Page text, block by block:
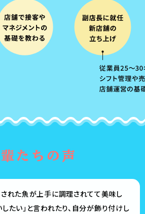
たちの声
された魚が上手に調理されてて美味し
たい」と言われたり、自分が飾り付けし